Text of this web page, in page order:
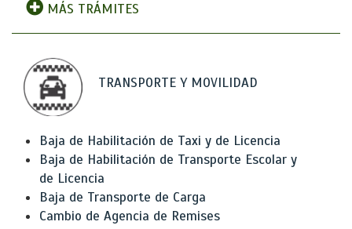
MÁS TRÁMITES
TRANSPORTE Y MOVILIDAD
Baja de Habilitación de Taxi y de Licencia
Baja de Habilitación de Transporte Escolar y
de Licencia
Baja de Transporte de Carga
Cambio de Agencia de Remises